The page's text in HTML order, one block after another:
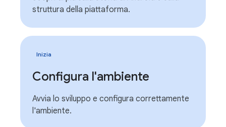
struttura della piattaforma.
Inizia
Configura l'ambiente
Avvia lo sviluppo e configura correttamente
l'ambiente.